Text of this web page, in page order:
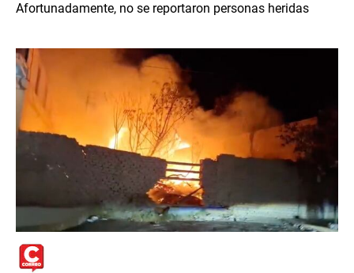
Afortunadamente, no se reportaron personas heridas